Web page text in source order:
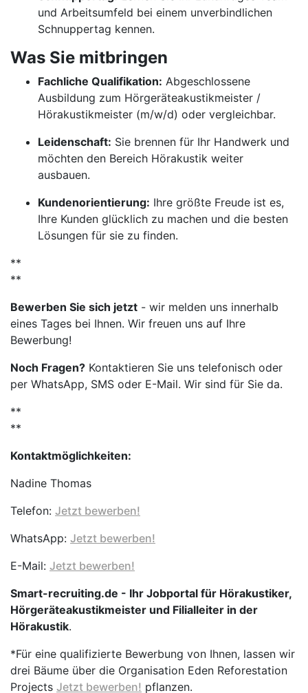
und Arbeitsumfeld bei einem unverbindlichen
Schnuppertag kennen.
Was Sie mitbringen
Fachliche Qualifikation: Abgeschlossene
Ausbildung zum Hörgeräteakustikmeister /
Hörakustikmeister (m/w/d) oder vergleichbar.
Leidenschaft: Sie brennen für Ihr Handwerk und
möchten den Bereich Hörakustik weiter
ausbauen.
Kundenorientierung: Ihre größte Freude ist es,
Ihre Kunden glücklich zu machen und die besten
Lösungen für sie zu finden.
**
**
Bewerben Sie sich jetzt - wir melden uns innerhalb
eines Tages bei Ihnen. Wir freuen uns auf Ihre
Bewerbung!
Noch Fragen? Kontaktieren Sie uns telefonisch oder
per WhatsApp, SMS oder E-Mail. Wir sind für Sie da.
**
**
Kontaktmöglichkeiten:
Nadine Thomas
Telefon: Jetzt bewerben!
WhatsApp: Jetzt bewerben!
E-Mail: Jetzt bewerben!
Smart-recruiting.de - Ihr Jobportal für Hörakustiker,
Hörgeräteakustikmeister und Filialleiter in der
Hörakustik.
*Für eine qualifizierte Bewerbung von Ihnen, lassen wir
drei Bäume über die Organisation Eden Reforestation
Projects Jetzt bewerben! pflanzen.